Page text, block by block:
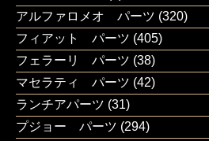
アルファロメオ パーツ (320)
フィアット パーツ (405)
フェラーリ パーツ (38)
マセラティ パーツ (42)
ランチアパーツ (31)
プジョー パーツ (294)